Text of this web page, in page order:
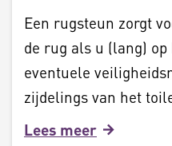
Een rugsteun zorgt
de rug als u (lang)
eventuele
zijdelings van het
Lees meer